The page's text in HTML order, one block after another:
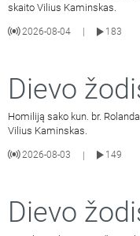
skaito Vilius Kaminskas.
2026-08-04
183
Dievo
Homiliją sako kun. br.
Vilius Kaminskas.
2026-08-03 |
149
Dievo